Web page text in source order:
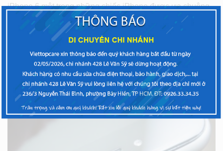
iPhone 6 một trong những chiếc iPhone được ưa chuộng
của Apple và dĩ nhiên chiếc smartphone này được ưa
chuộng không phải là điều gì bất ngờ, bởi cấu hình chất
lượng bên trong máy và thiết kế đẳng
XEM THÊM